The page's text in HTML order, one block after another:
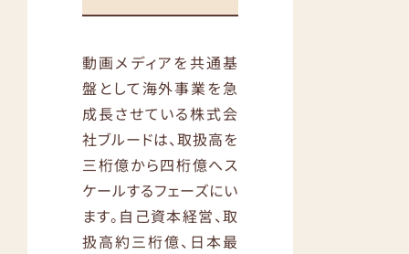
動画メディアを共通基
盤として海外事業を急
成長させている株式会
社ブルードは、取扱高を
三桁億から四桁億へス
ケールするフェーズにい
ます。自己資本経営、取
扱高約三桁億、日本最